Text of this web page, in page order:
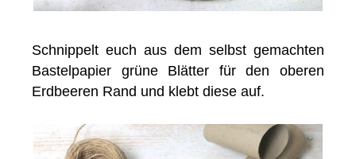
Schnippelt euch aus dem selbst gemachten
Bastelpapier grüne Blätter für den oberen
Erdbeeren Rand und klebt diese auf.